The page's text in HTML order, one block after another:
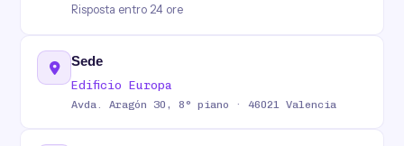
Risposta entro 24 ore
Sede
Edificio Europa
Avda. Aragón 30, 8° piano · 46021 Valencia